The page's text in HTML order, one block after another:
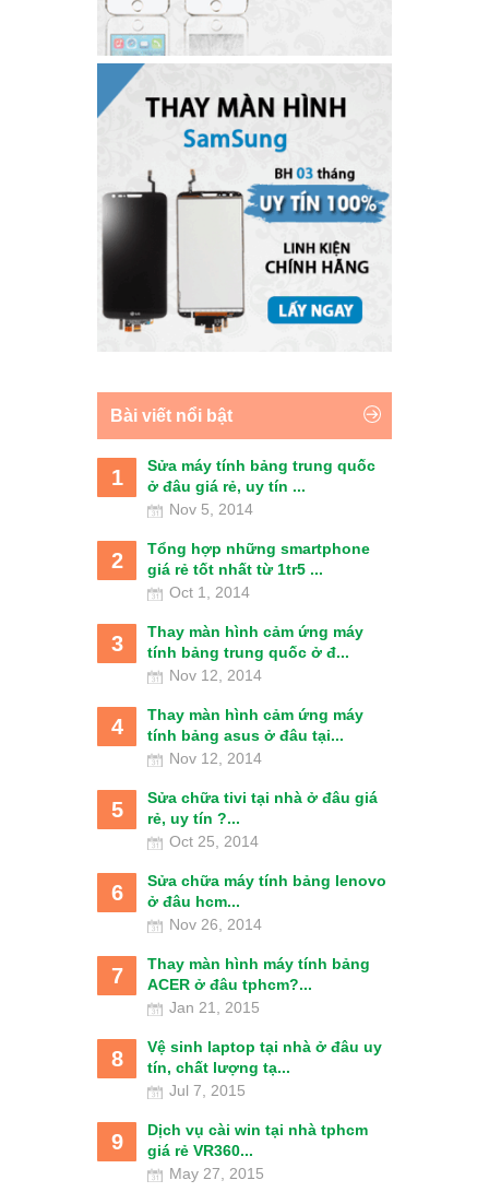
Bài viết nổi bật
1
Sửa máy tính bảng trung quốc
ở đâu giá rẻ, uy tín ...
Nov 5, 2014
2
Tổng hợp những smartphone
giá rẻ tốt nhất từ 1tr5 ...
Oct 1, 2014
3
Thay màn hình cảm ứng máy
tính bảng trung quốc ở đ...
Nov 12, 2014
4
Thay màn hình cảm ứng máy
tính bảng asus ở đâu tại...
Nov 12, 2014
5
Sửa chữa tivi tại nhà ở đâu giá
rẻ, uy tín ?...
Oct 25, 2014
6
Sửa chữa máy tính bảng lenovo
ở đâu hcm...
Nov 26, 2014
7
Thay màn hình máy tính bảng
ACER ở đâu tphcm?...
Jan 21, 2015
8
Vệ sinh laptop tại nhà ở đâu uy
tín, chất lượng tạ...
Jul 7, 2015
9
Dịch vụ cài win tại nhà tphcm
giá rẻ VR360...
May 27, 2015